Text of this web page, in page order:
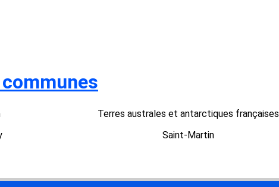
Terres australes et antarctiques françaises
Saint-Martin